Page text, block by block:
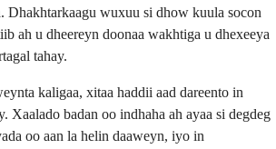
Dhakhtarkaagu wuxuu si dhow kuula socon
ah u dheereyn doonaa wakhtiga u dhexeeya
tahay.
kaligaa, xitaa haddii aad dareento in
Xaalado badan oo indhaha ah ayaa si degdeg
oo aan la helin daaweyn, iyo in